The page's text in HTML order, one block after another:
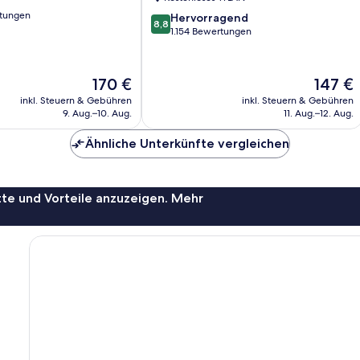
Der
Preis
beträgt
170 €
inkl. Steuern & Gebühren
9. Aug.–10. Aug.
New
York
by
8.8
von
8,8 Hervorragend
1.154 Bewertungen
Der
Preis
beträgt
147 €
inkl. Steuern & Gebühren
11. Aug.–12. Aug.
Ähnliche Unterkünfte vergleichen
und Vorteile anzuzeigen. Mehr